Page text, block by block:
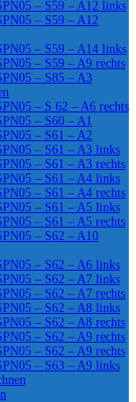
– S59 – A12 links
– S59 – A12
– S59 – A14 links
– S59 – A9 rechts
– S85 – A3
– S 62 – A6 rechts
– S60 – A1
– S61 – A2
– S61 – A3 links
– S61 – A3 rechts
– S61 – A4 links
– S61 – A4 rechts
– S61 – A5 links
– S61 – A5 rechts
– S62 – A10
– S62 – A6 links
– S62 – A7 links
– S62 – A7 rechts
– S62 – A8 links
– S62 – A8 rechts
– S62 – A9 rechts
– S62 – A9 rechts
– S63 – A9 links